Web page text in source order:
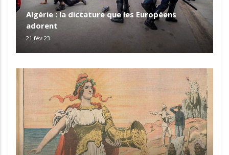
Algérie : la dictature que les Européens
adorent
21 fév 23